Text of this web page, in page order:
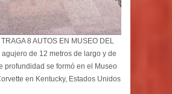
8 AUTOS EN MUSEO DEL
agujero de 12 metros de largo y de
profundidad se formó en el Museo
en Kentucky, Estados Unidos